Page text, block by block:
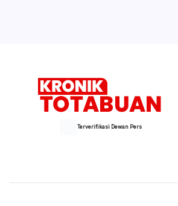
Terverifikasi Dewan Pers